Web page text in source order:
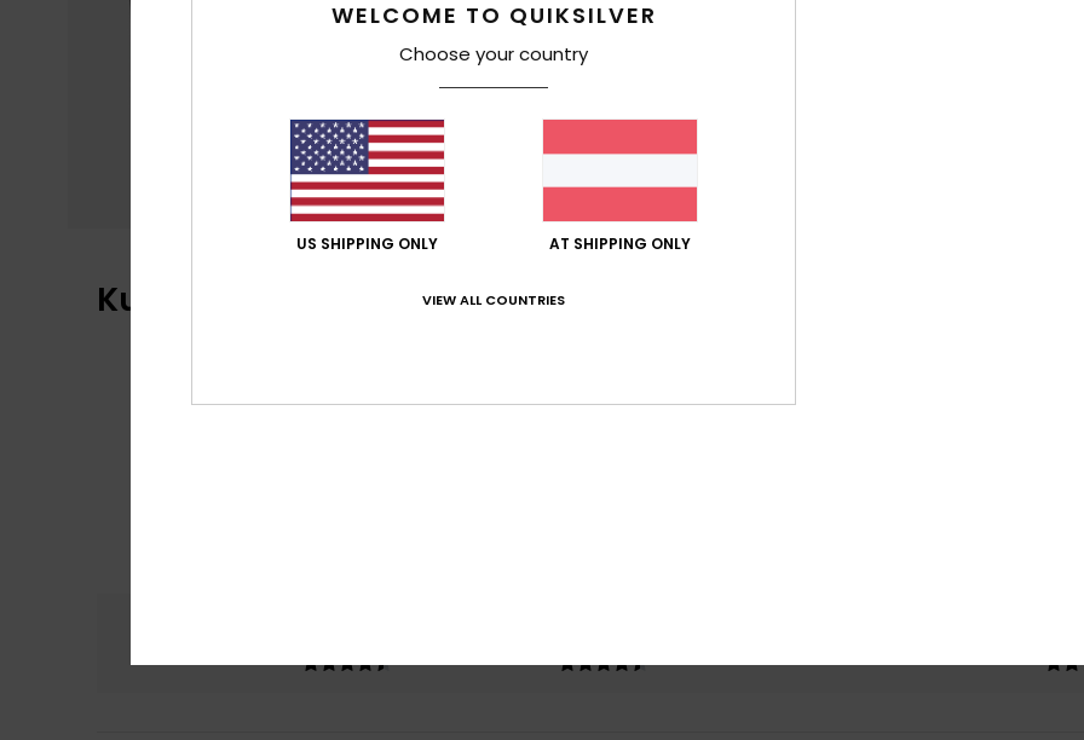
Kundenbewertungen
WELCOME TO QUIKSILVER
Choose your country
US SHIPPING ONLY AT SHIPPING ONLY
VIEW ALL COUNTRIES